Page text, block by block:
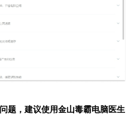
题，建议使用金山毒霸电脑医生